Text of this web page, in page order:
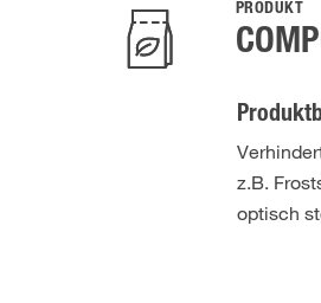
PRODUKT
z.B.
optisch